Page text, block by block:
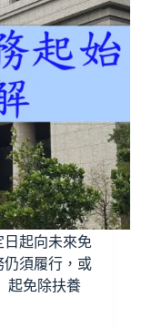
日起向未來免
仍須履行，或
起免除扶養